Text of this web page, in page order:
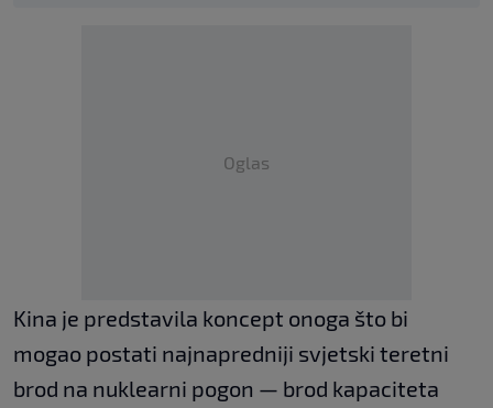
Oglas
Kina je predstavila koncept onoga što bi
mogao postati najnapredniji svjetski teretni
brod na nuklearni pogon — brod kapaciteta